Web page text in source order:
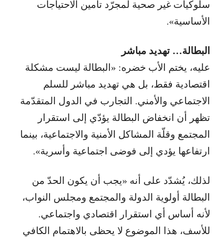
سلوكيات غير صحية لمجرّد تأمين الاحتياجات
الأساسية».
البطالة… تهديد مباشر
عليه، يختم الأب خضره: «البطالة ليست مشكلة
اقتصادية فقط، بل هي تهديد مباشر للسلم
الاجتماعي والأمني. التجارب في الدول المتقدّمة
تظهر أن انخفاض البطالة يؤدّي إلى استقرار
المجتمع وقلّة المشاكل الأمنية والاجتماعية، بينما
ارتفاعها يؤدي إلى فوضى اجتماعية وأسرية».
لذلك، يُشدّد على أنه «يجب أن يكون الحدّ من
البطالة أولوية الدولة والمجتمع ومجلس النواب،
لأنه أساس أي استقرار اقتصادي واجتماعي.
للأسف، هذا الموضوع لا يحظى بالاهتمام الكافي